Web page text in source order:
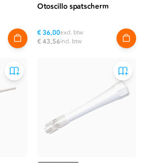
Otoscillo spatscherm
€ 36,00excl. btw
€ 43,56incl. btw